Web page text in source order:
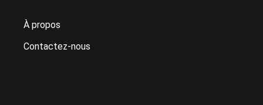
À propos
Contactez-nous